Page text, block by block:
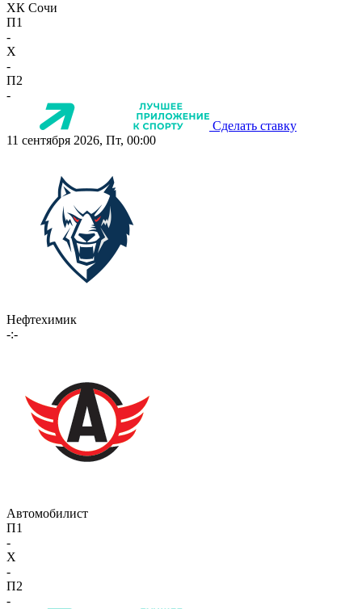
ХК Сочи
П1
-
X
-
П2
-
Сделать ставку
11 сентября 2026, Пт, 00:00
Нефтехимик
-:-
Автомобилист
П1
-
X
-
П2
-